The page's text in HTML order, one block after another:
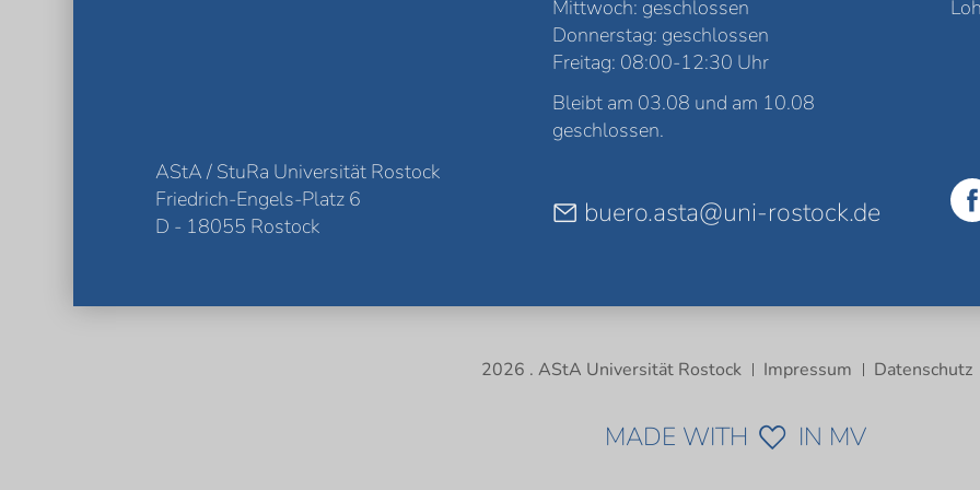
Mittwoch: geschlossen
Donnerstag: geschlossen
Freitag: 08:00-12:30 Uhr
Bleibt am 03.08 und am 10.08
geschlossen.
AStA / StuRa Universität Rostock
Friedrich-Engels-Platz 6
D - 18055 Rostock
buero.asta@uni-rostock.de
2026 . AStA Universität Rostock Impressum Datenschutz
MADE WITH IN MV